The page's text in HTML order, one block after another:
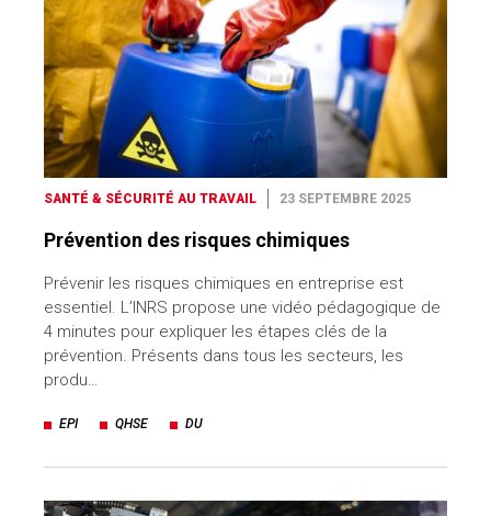
SANTÉ & SÉCURITÉ AU TRAVAIL 23 SEPTEMBRE 2025
Prévention des risques chimiques
Prévenir les risques chimiques en entreprise est
essentiel. L’INRS propose une vidéo pédagogique de
4 minutes pour expliquer les étapes clés de la
prévention. Présents dans tous les secteurs, les
produ…
EPI QHSE DU